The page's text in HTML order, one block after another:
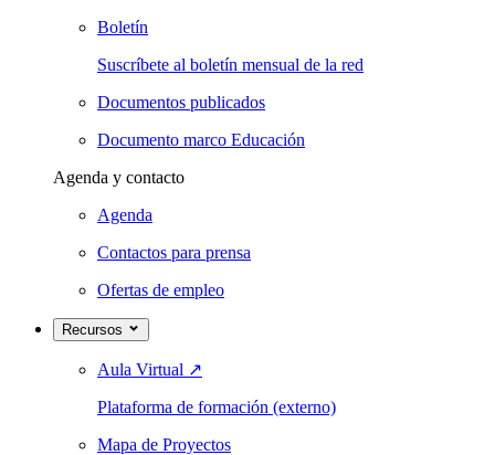
Boletín
Suscríbete al boletín mensual de la red
Documentos publicados
Documento marco Educación
Agenda y contacto
Agenda
Contactos para prensa
Ofertas de empleo
Recursos
Aula Virtual ↗
Plataforma de formación (externo)
Mapa de Proyectos